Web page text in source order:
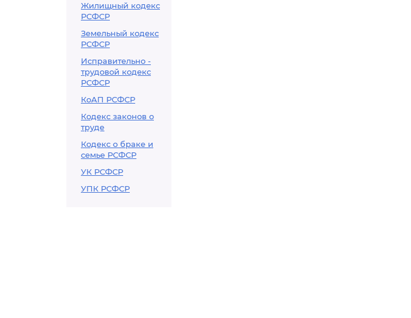
Жилищный кодекс
РСФСР
Земельный кодекс
РСФСР
Исправительно -
трудовой кодекс
РСФСР
КоАП РСФСР
Кодекс законов о
труде
Кодекс о браке и
семье РСФСР
УК РСФСР
УПК РСФСР